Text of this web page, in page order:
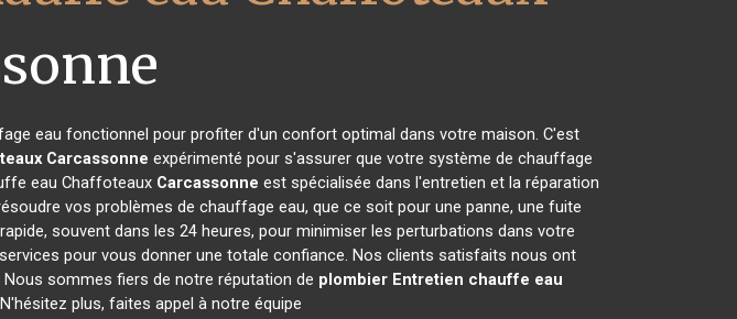
eau fonctionnel pour profiter d'un confort optimal dans votre maison. C'est
Carcassonne expérimenté pour s'assurer que votre système de chauffage
eau Chaffoteaux Carcassonne est spécialisée dans l'entretien et la réparation
vos problèmes de chauffage eau, que ce soit pour une panne, une fuite
souvent dans les 24 heures, pour minimiser les perturbations dans votre
pour vous donner une totale confiance. Nos clients satisfaits nous ont
sommes fiers de notre réputation de plombier Entretien chauffe eau
plus, faites appel à notre équipe